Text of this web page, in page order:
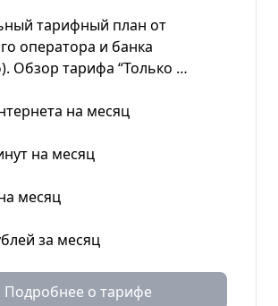
тарифный план от
оператора и банка
Обзор тарифа “Только …
на месяц
на месяц
месяц
за месяц
Подробнее о тарифе